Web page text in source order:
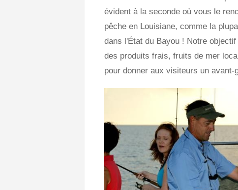
évident à la seconde où vous le
pêche en Louisiane, comme la
dans l'État du Bayou ! Notre
des produits frais, fruits de mer
pour donner aux visiteurs un